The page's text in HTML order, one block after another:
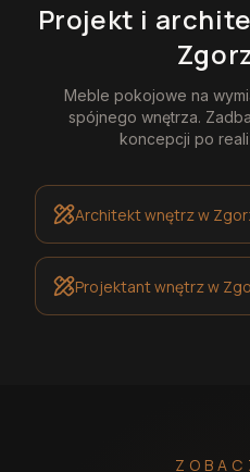
Projekt i
Meble pokojowe na
spójnego wnętrza.
koncepcji po
Architekt wnętrzw
Projektant wnętrzw